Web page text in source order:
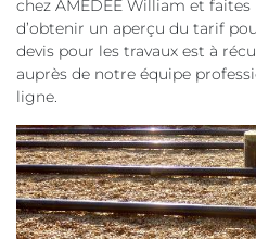
chez AMEDEE William et
d’obtenir un aperçu du tarif
devis pour les travaux est à
auprès de notre équipe
ligne.